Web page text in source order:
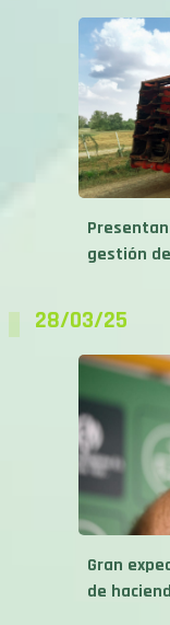
gestión
28/03/25
Gran
de